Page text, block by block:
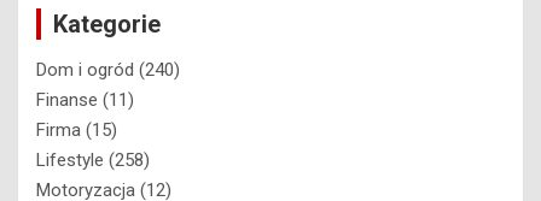
Kategorie
Dom i ogród (240)
Finanse (11)
Firma (15)
Lifestyle (258)
Motoryzacja (12)